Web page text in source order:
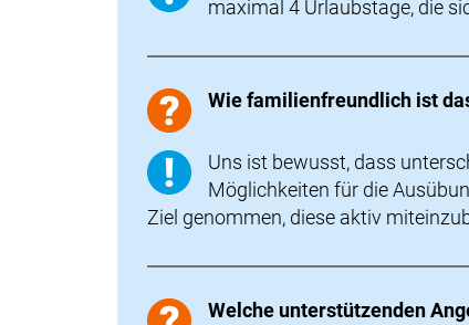
maximal 4 Urlaubstage, die
Wie familienfreundlich ist
Uns ist bewusst, dass
Möglichkeiten für die
Ziel genommen, diese aktiv
Welche unterstützenden